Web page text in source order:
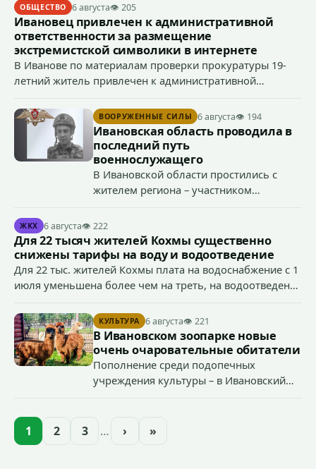
ОБЩЕСТВО 6 августа👁 205
Ивановец привлечен к административной
ответственности за размещение
экстремистской символики в интернете
В Иванове по материалам проверки прокуратуры 19-
летний житель привлечен к административной
демонстрирование символики экстремистской
организации, если эти действия не содержат признаков
уголовно наказуемого деяния) за размещение
экстремистской символики в сети Интернет.
ВООРУЖЕННЫЕ СИЛЫ 6 августа👁 194
Ивановская область проводила в
последний путь
военнослужащего
В Ивановской области простились с
жителем региона – участником
Антоном Тумановым.
ЖКХ 6 августа👁 222
Для 22 тысяч жителей Кохмы существенно
снижены тарифы на воду и водоотведение
Для 22 тыс. жителей Кохмы плата на водоснабжение с 1
июля уменьшена более чем на треть, на водоотведение
началу работы в городе областного предприятия
«Водоканал.
КУЛЬТУРА 6 августа👁 221
В Ивановском зоопарке новые
очень очаровательные обитатели
Пополнение среди подопечных
учреждения культуры – в Ивановский
областей (самцу - 6 месяцев, самочке —
1 2 3 … › »